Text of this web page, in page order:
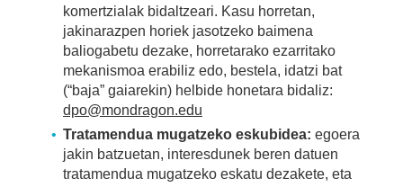
komertzialak bidaltzeari. Kasu horretan,
jakinarazpen horiek jasotzeko baimena
baliogabetu dezake, horretarako ezarritako
mekanismoa erabiliz edo, bestela, idatzi bat
(“baja” gaiarekin) helbide honetara bidaliz:
dpo@mondragon.edu
Tratamendua mugatzeko eskubidea: egoera
jakin batzuetan, interesdunek beren datuen
tratamendua mugatzeko eskatu dezakete, eta